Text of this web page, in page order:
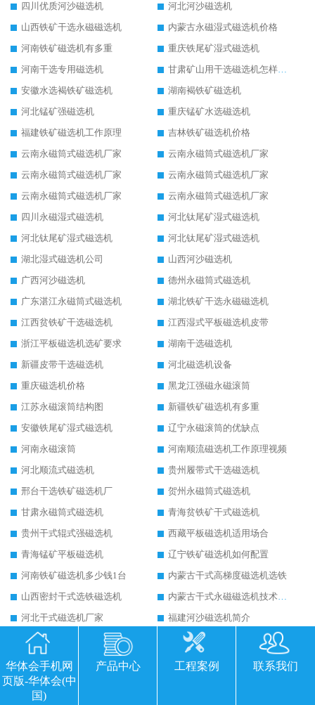
四川优质河沙磁选机
河北河沙磁选机
山西铁矿干选永磁磁选机
内蒙古永磁湿式磁选机价格
河南铁矿磁选机有多重
重庆铁尾矿湿式磁选机
河南干选专用磁选机
甘肃矿山用干选磁选机怎样调磁
安徽水选褐铁矿磁选机
湖南褐铁矿磁选机
河北锰矿强磁选机
重庆锰矿水选磁选机
福建铁矿磁选机工作原理
吉林铁矿磁选机价格
云南永磁筒式磁选机厂家
云南永磁筒式磁选机厂家
云南永磁筒式磁选机厂家
云南永磁筒式磁选机厂家
云南永磁筒式磁选机厂家
云南永磁筒式磁选机厂家
四川永磁湿式磁选机
河北钛尾矿湿式磁选机
河北钛尾矿湿式磁选机
河北钛尾矿湿式磁选机
湖北湿式磁选机公司
山西河沙磁选机
广西河沙磁选机
德州永磁筒式磁选机
广东湛江永磁筒式磁选机
湖北铁矿干选永磁磁选机
江西贫铁矿干选磁选机
江西湿式平板磁选机皮带
浙江平板磁选机选矿要求
湖南干选磁选机
新疆皮带干选磁选机
河北磁选机设备
重庆磁选机价格
黑龙江强磁永磁滚筒
江苏永磁滚筒结构图
新疆铁矿磁选机有多重
安徽铁尾矿湿式磁选机
辽宁永磁滚筒的优缺点
河南永磁滚筒
河南顺流磁选机工作原理视频
河北顺流式磁选机
贵州履带式干选磁选机
邢台干选铁矿磁选机厂
贺州永磁筒式磁选机
甘肃永磁筒式磁选机
青海贫铁矿干式磁选机
贵州干式辊式强磁选机
西藏平板磁选机适用场合
青海锰矿平板磁选机
辽宁铁矿磁选机如何配置
河南铁矿磁选机多少钱1台
内蒙古干式高梯度磁选机选铁
山西密封干式选铁磁选机
内蒙古干式永磁磁选机技术要求
河北干式磁选机厂家
福建河沙磁选机简介
吉林河沙除铁磁选机
江西钠长石平板磁选机
辽宁矿选平板式磁选机设备
黑龙江永磁筒式磁选机退磁
河南永磁筒式磁选机筒瓦
黑龙江干式磁选机
华体会手机网
页版-华体会(中
国)
产品中心 工程案例 联系我们